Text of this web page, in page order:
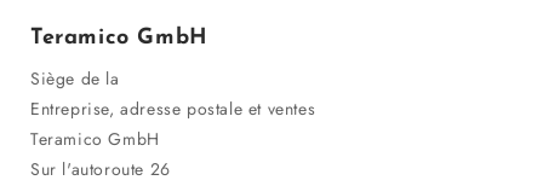
Teramico GmbH
Siège de la
Entreprise, adresse postale et ventes
Teramico GmbH
Sur l'autoroute 26